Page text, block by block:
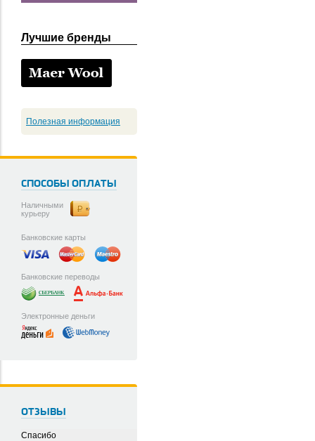
Лучшие бренды
Полезная информация
СПОСОБЫ ОПЛАТЫ
Наличными
курьеру
Банковские карты
Банковские переводы
Электронные деньги
ОТЗЫВЫ
Спасибо